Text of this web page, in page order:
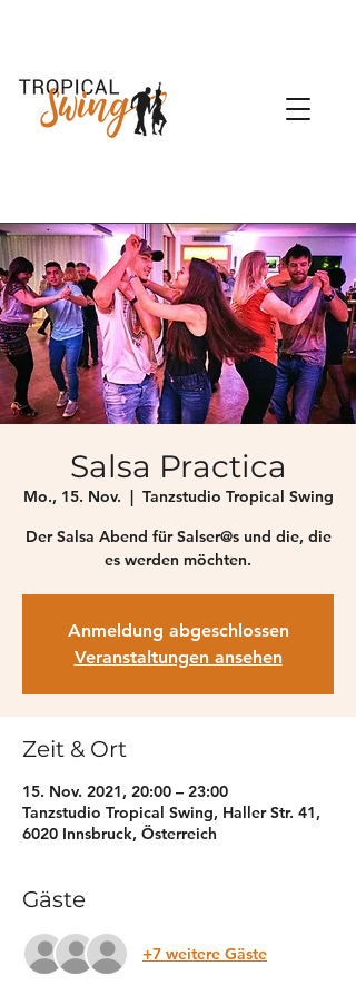
Salsa Practica
Mo., 15. Nov.
  |
Tanzstudio Tropical Swing
Der Salsa Abend für Salser@s und die, die
es werden möchten.
Anmeldung abgeschlossen
Veranstaltungen ansehen
Zeit & Ort
15. Nov. 2021, 20:00 – 23:00
Tanzstudio Tropical Swing, Haller Str. 41,
6020 Innsbruck, Österreich
Gäste
+7 weitere Gäste